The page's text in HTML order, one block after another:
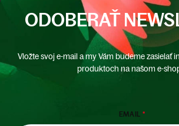
ODOBERAŤ
Vložte svoj e-mail a my Vám budeme zasielať
produktoch na našom e-
EMAIL